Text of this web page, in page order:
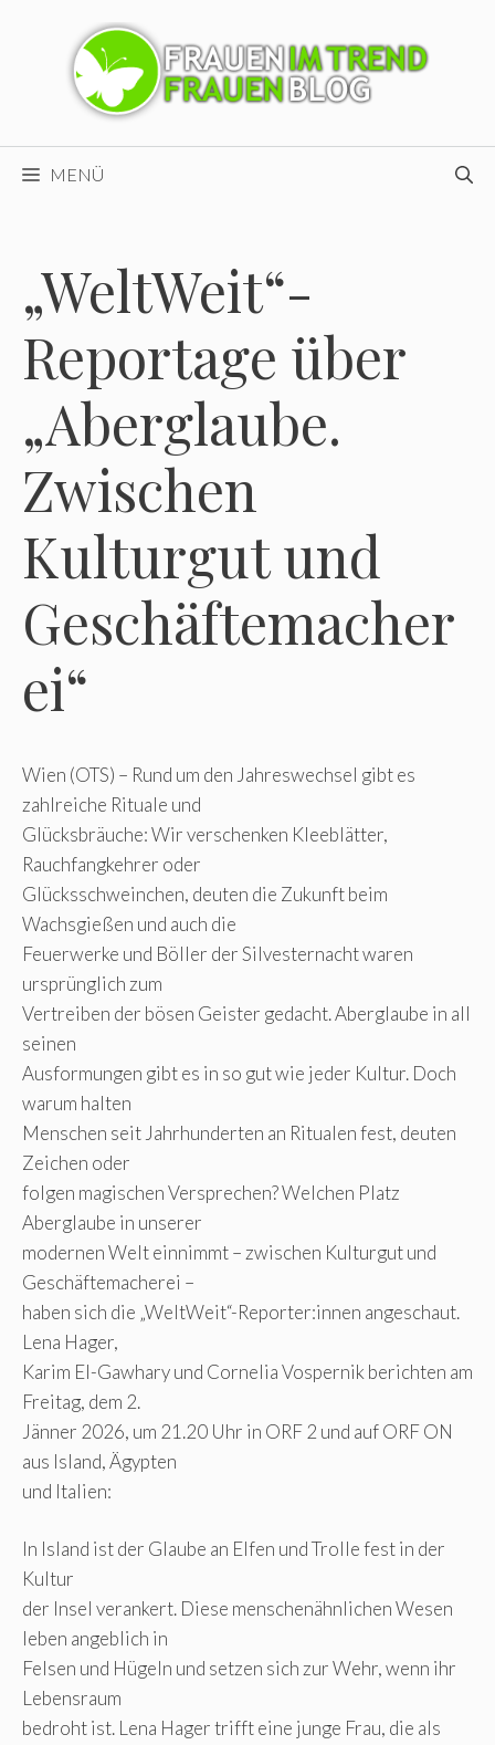
MENÜ
„WeltWeit“-
Reportage über
„Aberglaube.
Zwischen
Kulturgut und
Geschäftemacher
ei“
Wien (OTS) – Rund um den Jahreswechsel gibt es
zahlreiche Rituale und
Glücksbräuche: Wir verschenken Kleeblätter,
Rauchfangkehrer oder
Glücksschweinchen, deuten die Zukunft beim
Wachsgießen und auch die
Feuerwerke und Böller der Silvesternacht waren
ursprünglich zum
Vertreiben der bösen Geister gedacht. Aberglaube in all
seinen
Ausformungen gibt es in so gut wie jeder Kultur. Doch
warum halten
Menschen seit Jahrhunderten an Ritualen fest, deuten
Zeichen oder
folgen magischen Versprechen? Welchen Platz
Aberglaube in unserer
modernen Welt einnimmt – zwischen Kulturgut und
Geschäftemacherei –
haben sich die „WeltWeit“-Reporter:innen angeschaut.
Lena Hager,
Karim El-Gawhary und Cornelia Vospernik berichten am
Freitag, dem 2.
Jänner 2026, um 21.20 Uhr in ORF 2 und auf ORF ON
aus Island, Ägypten
und Italien:
In Island ist der Glaube an Elfen und Trolle fest in der
Kultur
der Insel verankert. Diese menschenähnlichen Wesen
leben angeblich in
Felsen und Hügeln und setzen sich zur Wehr, wenn ihr
Lebensraum
bedroht ist. Lena Hager trifft eine junge Frau, die als